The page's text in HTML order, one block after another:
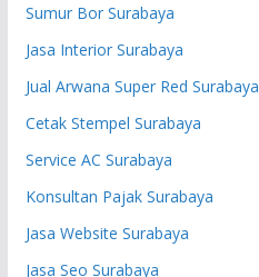
Sumur Bor Surabaya
Jasa Interior Surabaya
Jual Arwana Super Red Surabaya
Cetak Stempel Surabaya
Service AC Surabaya
Konsultan Pajak Surabaya
Jasa Website Surabaya
Jasa Seo Surabaya